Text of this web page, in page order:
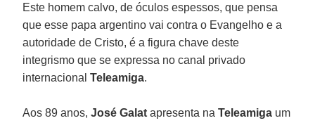
Este homem calvo, de óculos espessos, que pensa
que esse papa argentino vai contra o Evangelho e a
autoridade de Cristo, é a figura chave deste
integrismo que se expressa no canal privado
internacionalTeleamiga.
Aos 89 anos,José Galat apresenta naTeleamiga um